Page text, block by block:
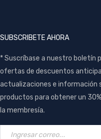
SUBSCRIBETE AHORA
* Suscríbase a nuestro boletín
ofertas de descuentos
actualizaciones e información
productos para obtener un
la membresía.